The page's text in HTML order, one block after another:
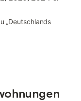
„Deutschlands